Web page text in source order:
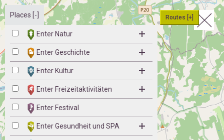
Places [-]
Enter Natur
Enter Geschichte
Enter Kultur
Enter Freizeitaktivitäten
Enter Festival
Enter Gesundheit und SPA
Routes [+]